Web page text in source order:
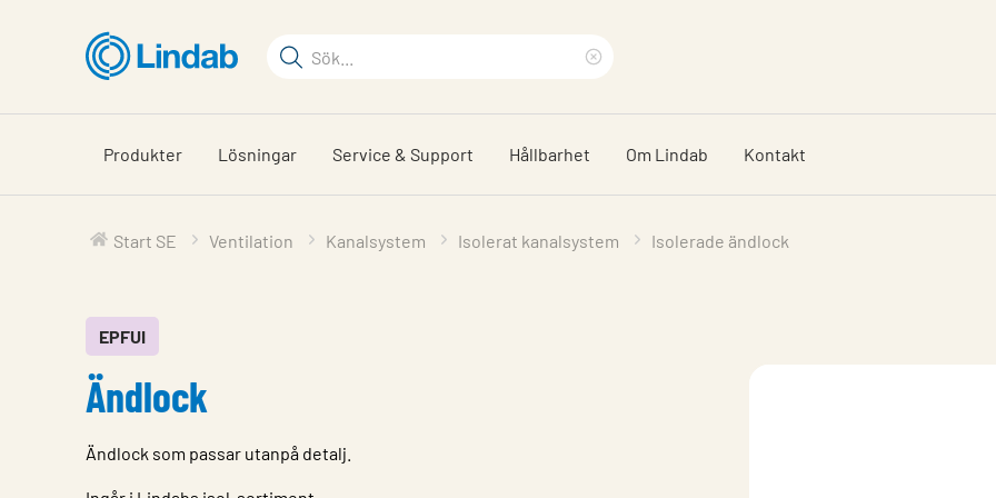
huvudinnehållet
Sökord
på
sajten
sökfras
Produkter Lösningar Service & Support Hållbarhet Om Lindab Kontakt
Start SE Ventilation Kanalsystem Isolerat kanalsystem Isolerade ändlock
EPFUI
Ändlock
Ändlock som passar utanpå detalj.